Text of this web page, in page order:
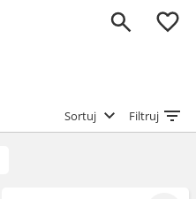
0
Sortuj Filtruj